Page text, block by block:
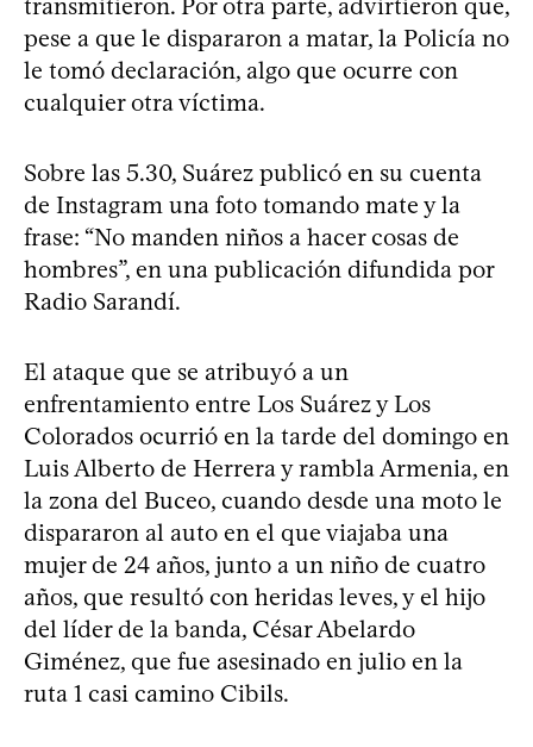
pese a que le dispararon a matar, la Policía no
le tomó declaración, algo que ocurre con
cualquier otra víctima.
Sobre las 5.30, Suárez publicó en su cuenta
de Instagram una foto tomando mate y la
frase: “No manden niños a hacer cosas de
hombres”, en una publicación difundida por
Radio Sarandí.
El ataque que se atribuyó a un
enfrentamiento entre Los Suárez y Los
Colorados ocurrió en la tarde del domingo en
Luis Alberto de Herrera y rambla Armenia, en
la zona del Buceo, cuando desde una moto le
dispararon al auto en el que viajaba una
mujer de 24 años, junto a un niño de cuatro
años, que resultó con heridas leves, y el hijo
del líder de la banda, César Abelardo
Giménez, que fue asesinado en julio en la
ruta 1 casi camino Cibils.